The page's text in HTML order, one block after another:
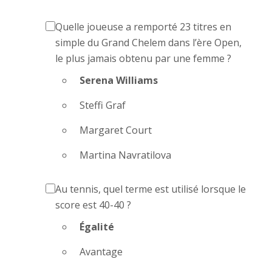
Quelle joueuse a remporté 23 titres en
simple du Grand Chelem dans l’ère Open,
le plus jamais obtenu par une femme ?
Serena Williams
Steffi Graf
Margaret Court
Martina Navratilova
Au tennis, quel terme est utilisé lorsque le
score est 40-40 ?
Égalité
Avantage